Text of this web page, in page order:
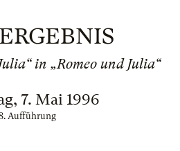
in „Romeo und Julia“
7. Mai 1996
Aufführung